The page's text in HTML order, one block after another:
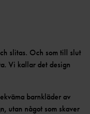
slitas. Och som till slut
Vi kallar det design
barnkläder av
utan något som skaver